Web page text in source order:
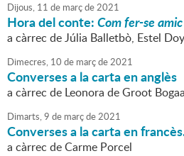
Dijous, 11 de marçde2021
Hora del conte:Com fer-se
a càrrec de Júlia Balletbò, Estel
Dimecres, 10 de marçde2021
Converses a la carta en anglès
a càrrec de Leonora de Groot
Dimarts,9 de marçde2021
Converses a la carta en
a càrrec de Carme Porcel